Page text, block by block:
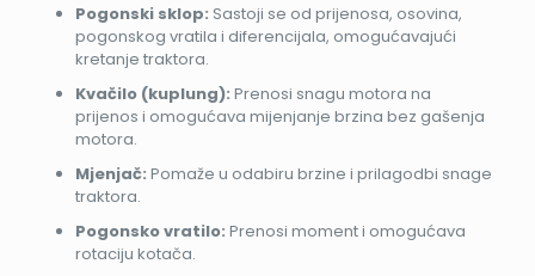
Pogonski sklop: Sastoji se od prijenosa, osovina,
pogonskog vratila i diferencijala, omogućavajući
kretanje traktora.
Kvačilo (kuplung): Prenosi snagu motora na
prijenos i omogućava mijenjanje brzina bez gašenja
motora.
Mjenjač: Pomaže u odabiru brzine i prilagodbi snage
traktora.
Pogonsko vratilo: Prenosi moment i omogućava
rotaciju kotača.